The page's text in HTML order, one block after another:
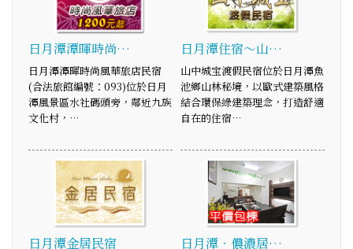
日月潭潭暉時尚…
日月潭潭暉時尚風華旅店民宿
(合法旅館編號：093)位於日月
潭風景區水社碼頭旁，鄰近九族
文化村，…
日月潭住宿～山…
山中城宝渡假民宿位於日月潭魚
池鄉山林秘境，以歐式建築風格
結合環保綠建築理念，打造舒適
自在的住宿…
日月潭金居民宿 日月潭‧儂濃居…